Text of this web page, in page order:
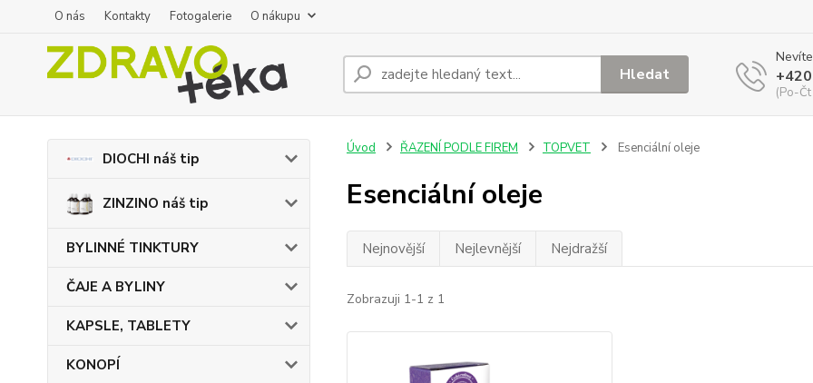
O nás Kontakty Fotogalerie O nákupu
Hledat
(Po-
DIOCHI náš tip
ZINZINO náš tip
BYLINNÉ TINKTURY
ČAJE A BYLINY
KAPSLE, TABLETY
KONOPÍ
Úvod ŘAZENÍ PODLE FIREM TOPVET Esenciální oleje
Esenciální oleje
Nejnovější Nejlevnější Nejdražší
Zobrazuji 1-1 z 1